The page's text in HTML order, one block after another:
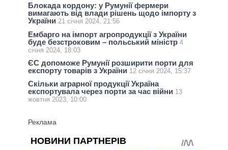
Блокада кордону: у Румунії фермери
вимагають від влади рішень щодо імпорту з
України 21 січня 2024, 21:56
Ембарго на імпорт агропродукції з України
буде безстроковим – польський міністр 4
січня 2024, 18:03
ЄС допоможе Румунії розширити порти для
експорту товарів з України 12 січня 2024, 15:37
Скільки аграрної продукції Україна
експортувала через порти за час війни 13
жовтня 2023, 10:00